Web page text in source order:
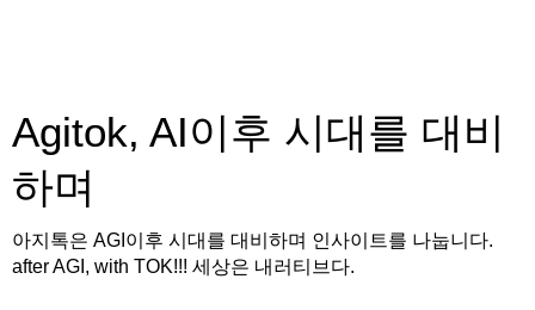
Agitok, AI이후 시대를 대비
하며
아지톡은 AGI이후 시대를 대비하며 인사이트를 나눕니다.
after AGI, with TOK!!! 세상은 내러티브다.